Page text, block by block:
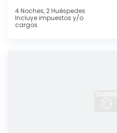
4 Noches, 2 Huéspedes
Incluye impuestos y/o
cargos